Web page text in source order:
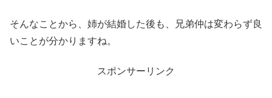
そんなことから、姉が結婚した後も、兄弟仲は変わらず良
いことが分かりますね。
スポンサーリンク